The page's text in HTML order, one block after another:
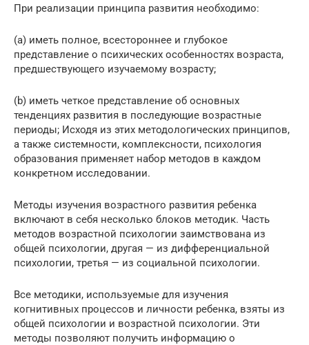
При реализации принципа развития необходимо:
(a) иметь полное, всестороннее и глубокое
представление о психических особенностях возраста,
предшествующего изучаемому возрасту;
(b) иметь четкое представление об основных
тенденциях развития в последующие возрастные
периоды; Исходя из этих методологических принципов,
а также системности, комплексности, психология
образования применяет набор методов в каждом
конкретном исследовании.
Методы изучения возрастного развития ребенка
включают в себя несколько блоков методик. Часть
методов возрастной психологии заимствована из
общей психологии, другая — из дифференциальной
психологии, третья — из социальной психологии.
Все методики, используемые для изучения
когнитивных процессов и личности ребенка, взяты из
общей психологии и возрастной психологии. Эти
методы позволяют получить информацию о